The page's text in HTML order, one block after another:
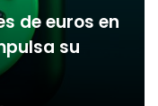
de euros en
su